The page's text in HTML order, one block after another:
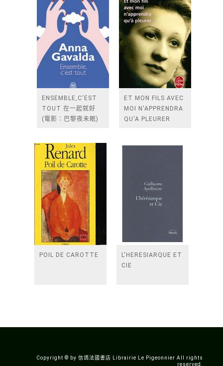
ENSEMBLE,C'EST
TOUT 在一起就好
(電影：巴黎夜未眠)
ET MON FILS AVEC
MOI N'APPRENDRA
QU'A PLEURER
POIL DE CAROTTE
L'HERESIARQUE ET
CIE
Copyright © by 信鴿法國書店 Librairie Le Pigeonnier All rights
reserved.